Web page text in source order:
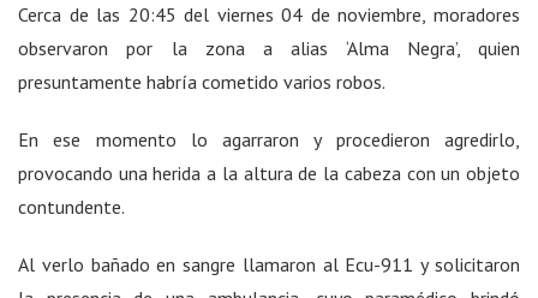
Cerca de las 20:45 del viernes 04 de noviembre, moradores
observaron por la zona a alias ‘Alma Negra’, quien
presuntamente habría cometido varios robos.
En ese momento lo agarraron y procedieron agredirlo,
provocando una herida a la altura de la cabeza con un objeto
contundente.
Al verlo bañado en sangre llamaron al Ecu-911 y solicitaron